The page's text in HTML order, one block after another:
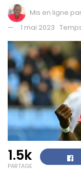
Mis en ligne
1 mai 2023
1.5k
PARTAGE